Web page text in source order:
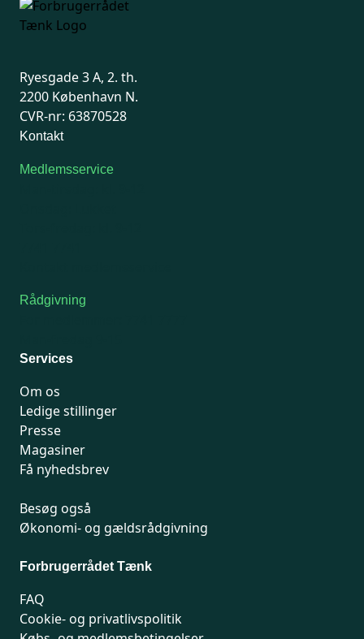
Ryesgade 3 A, 2. th.
2200 København N.
CVR-nr: 63870528
Kontakt
Medlemsservice
Rådgivning
Services
Om os
Ledige stillinger
Presse
Magasiner
Få nyhedsbrev
Besøg også
Økonomi- og gældsrådgivning
Forbrugerrådet Tænk
FAQ
Cookie- og privatlivspolitik